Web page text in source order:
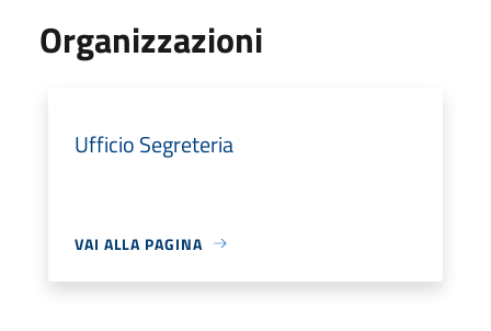
Organizzazioni
Ufficio Segreteria
VAI ALLA PAGINA